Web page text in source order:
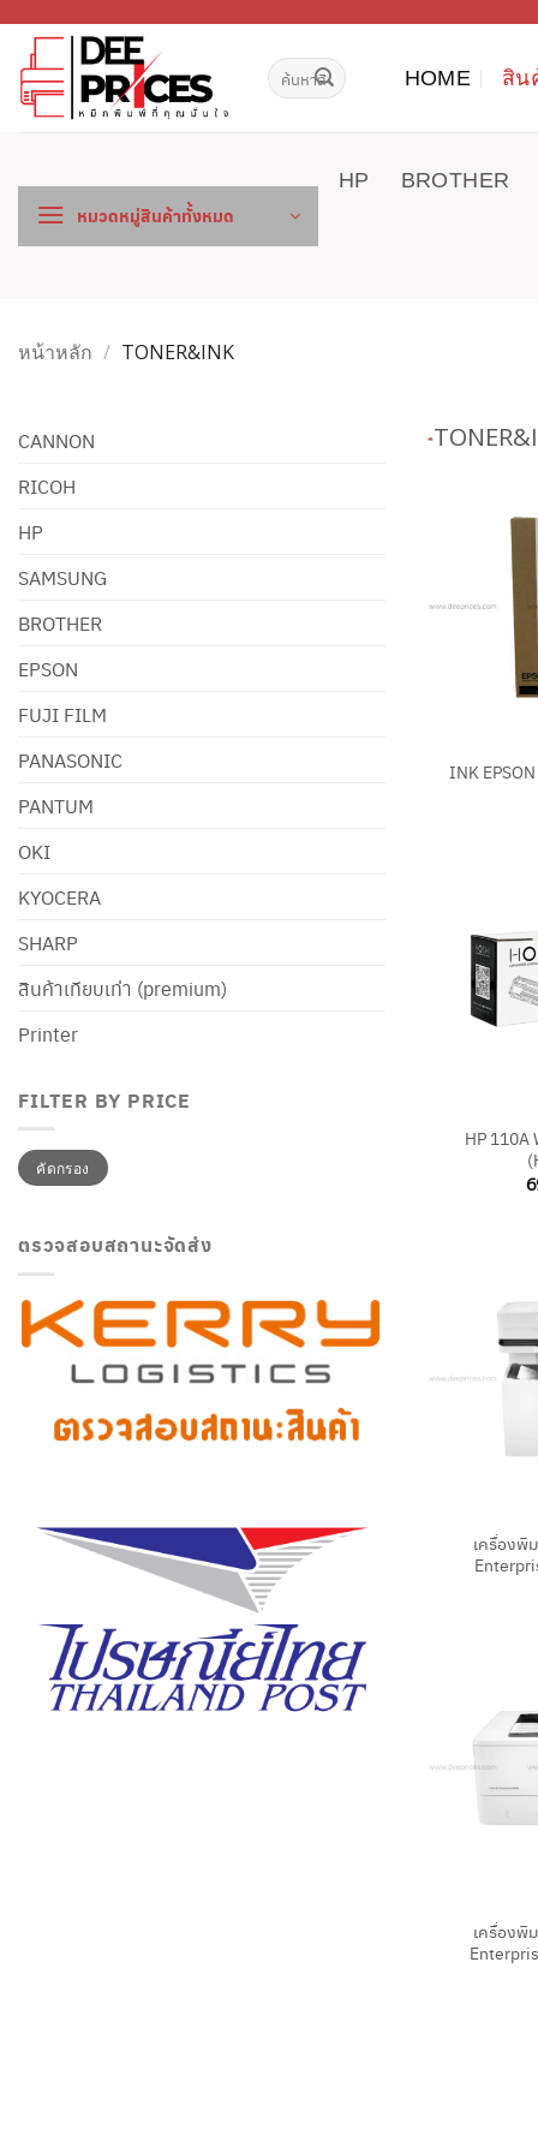
เนื้อหา
ค้นหา: HOME สิน
หมวดหมู่สินค้าทั้งหมด
HP BROTHER
หน้าหลัก / TONER&INK
CANNON
RICOH
HP
SAMSUNG
BROTHER
EPSON
FUJI FILM
PANASONIC
PANTUM
OKI
KYOCERA
SHARP
สินค้าเทียบเท่า (premium)
Printer
FILTER BY PRICE
ราคา
ต่ำ
สุด
ราคา
สูงสุดคัดกรอง
ตรวจสอบสถานะจัดส่ง
INK
HP 110A
เครื่องพิ
เครื่องพิ